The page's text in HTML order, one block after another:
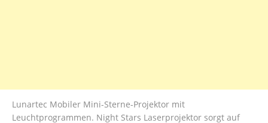
Lunartec Mobiler Mini-Sterne-Projektor mit
Leuchtprogrammen. Night Stars Laserprojektor sorgt auf